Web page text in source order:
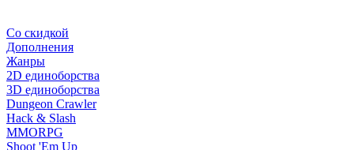
Со скидкой
Дополнения
Жанры
2D единоборства
3D единоборства
Dungeon Crawler
Hack & Slash
MMORPG
Shoot 'Em Up